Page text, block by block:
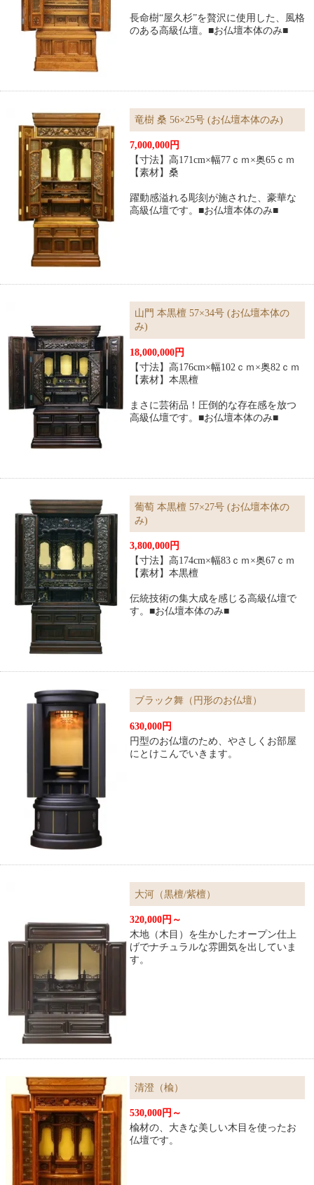
長命樹“屋久杉”を贅沢に使用した、風格
のある高級仏壇。■お仏壇本体のみ■
竜樹 桑 56×25号 (お仏壇本体のみ)
7,000,000円
【寸法】高171cm×幅77ｃｍ×奥65ｃｍ
【素材】桑
躍動感溢れる彫刻が施された、豪華な
高級仏壇です。■お仏壇本体のみ■
山門 本黒檀 57×34号 (お仏壇本体の
み)
18,000,000円
【寸法】高176cm×幅102ｃｍ×奥82ｃｍ
【素材】本黒檀
まさに芸術品！圧倒的な存在感を放つ
高級仏壇です。■お仏壇本体のみ■
葡萄 本黒檀 57×27号 (お仏壇本体の
み)
3,800,000円
【寸法】高174cm×幅83ｃｍ×奥67ｃｍ
【素材】本黒檀
伝統技術の集大成を感じる高級仏壇で
す。■お仏壇本体のみ■
ブラック舞（円形のお仏壇）
630,000円
円型のお仏壇のため、やさしくお部屋
にとけこんでいきます。
大河（黒檀/紫檀）
320,000円～
木地（木目）を生かしたオープン仕上
げでナチュラルな雰囲気を出していま
す。
清澄（楡）
530,000円～
楡材の、大きな美しい木目を使ったお
仏壇です。